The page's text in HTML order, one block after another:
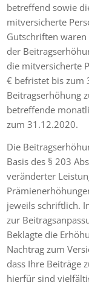
betreffend sowie
mitversicherte
Gutschriften
der
die mitversicherte
€ befristet bis zum
Beitragserhöhung
betreffende
zum 31.12.2020.
Die
Basis des § 203
veränderter
jeweils schriftlich.
zur
Beklagte die
Nachtrag zum
dass Ihre Beiträge
hierfür sind